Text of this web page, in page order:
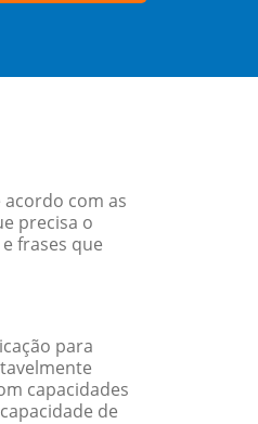
com as
precisa o
frases que
para
capacidades
de